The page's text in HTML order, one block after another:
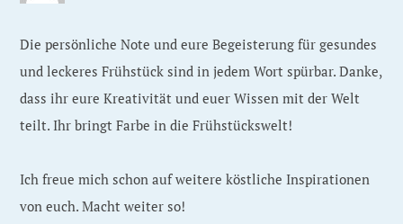
Die persönliche Note und eure Begeisterung für gesundes
und leckeres Frühstück sind in jedem Wort spürbar. Danke,
dass ihr eure Kreativität und euer Wissen mit der Welt
teilt. Ihr bringt Farbe in die Frühstückswelt!
Ich freue mich schon auf weitere köstliche Inspirationen
von euch. Macht weiter so!